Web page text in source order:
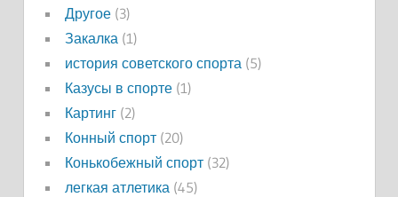
Другое(3)
Закалка (1)
история советского спорта (5)
Казусы в спорте(1)
Картинг(2)
Конный спорт(20)
Конькобежный спорт(32)
легкая атлетика (45)